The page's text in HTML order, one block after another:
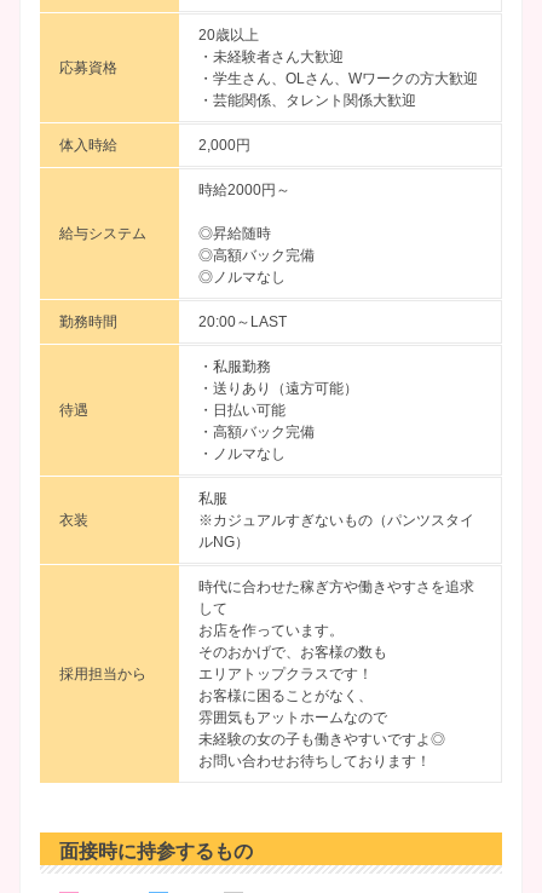
応募資格
20歳以上
・未経験者さん大歓迎
・学生さん、OLさん、Wワークの方大歓迎
・芸能関係、タレント関係大歓迎
体入時給 2,000円
給与システム
時給2000円～
◎昇給随時
◎高額バック完備
◎ノルマなし
勤務時間 20:00～LAST
待遇
・私服勤務
・送りあり（遠方可能）
・日払い可能
・高額バック完備
・ノルマなし
衣装
私服
※カジュアルすぎないもの（パンツスタイ
ルNG）
採用担当から
時代に合わせた稼ぎ方や働きやすさを追求
して
お店を作っています。
そのおかげで、お客様の数も
エリアトップクラスです！
お客様に困ることがなく、
雰囲気もアットホームなので
未経験の女の子も働きやすいですよ◎
お問い合わせお待ちしております！
面接時に持参するもの